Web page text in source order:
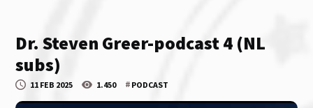
Dr. Steven Greer-podcast 4 (NL
subs)
11 FEB 2025 1.450 # PODCAST